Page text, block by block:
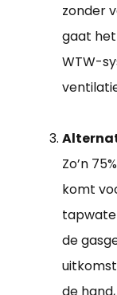
zonder
gaat
WTW-
Zo’n
komt
de
de